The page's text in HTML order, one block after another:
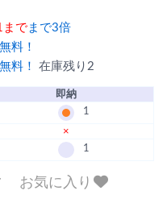
で まで3倍
料！
料！ 在庫残り2
即納
1
×
1
お気に入り